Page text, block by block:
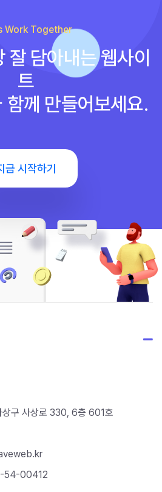
Work Together
잘 담아내는 웹사이
트
께 만들어보세요.
금 시작하기
상구 사상로 330, 6층 601호
54-00412